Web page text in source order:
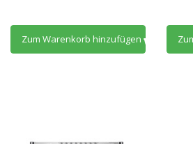
Zum Warenkorb hinzufügen